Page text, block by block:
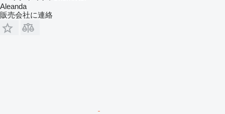
Aleanda
販売会社に連絡